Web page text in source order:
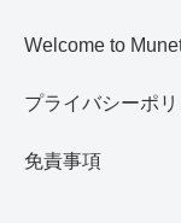
Welcome to
プライバシーポ
免責事項